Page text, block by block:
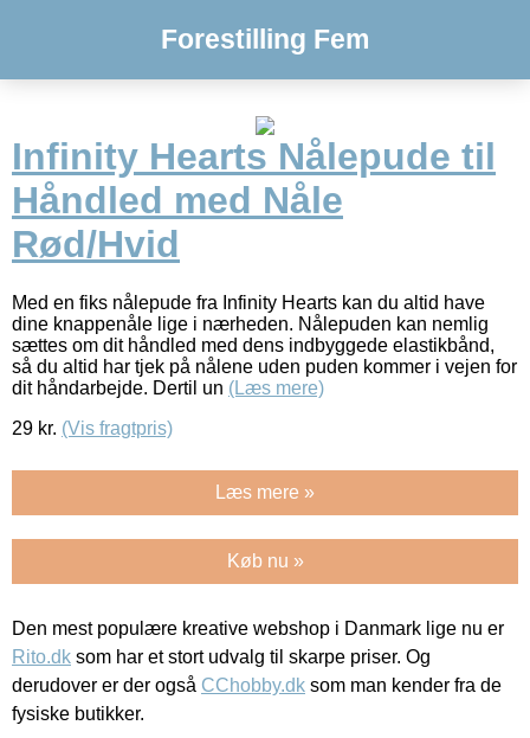
Forestilling Fem
Infinity Hearts Nålepude til
Håndled med Nåle
Rød/Hvid
Med en fiks nålepude fra Infinity Hearts kan du altid have
dine knappenåle lige i nærheden. Nålepuden kan nemlig
sættes om dit håndled med dens indbyggede elastikbånd,
så du altid har tjek på nålene uden puden kommer i vejen for
dit håndarbejde. Dertil un (Læs mere)
29 kr. (Vis fragtpris)
Læs mere »
Køb nu »
Den mest populære kreative webshop i Danmark lige nu er
Rito.dk som har et stort udvalg til skarpe priser. Og
derudover er der også CChobby.dk som man kender fra de
fysiske butikker.